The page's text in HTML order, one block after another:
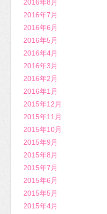
2016年8月
2016年7月
2016年6月
2016年5月
2016年4月
2016年3月
2016年2月
2016年1月
2015年12月
2015年11月
2015年10月
2015年9月
2015年8月
2015年7月
2015年6月
2015年5月
2015年4月